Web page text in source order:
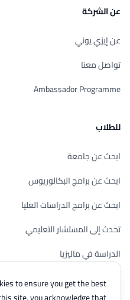
to ensure you get the best
عن الشركة
عن إيزي يوني
تواصل معنا
Ambassador Programme
للطلاب
ابحث عن جامعة
ابحث عن برامج البكالوريوس
ابحث عن برامج الدراسات العليا
تحدث إلى المستشار التعليمي
الدراسة في ماليزيا
تحقق من أهليتك